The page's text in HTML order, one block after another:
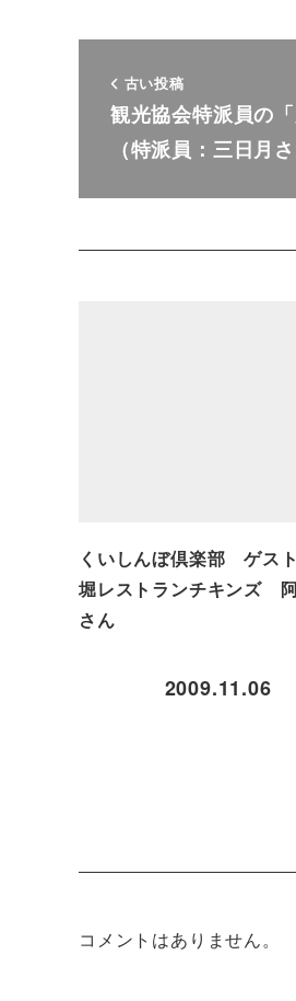
古い投稿
観光協会特派員の
（特派員：三日月さ
くいしんぼ倶楽部 ゲス
堀レストランチキンズ
さん
2009.11.06
コメントはありません。